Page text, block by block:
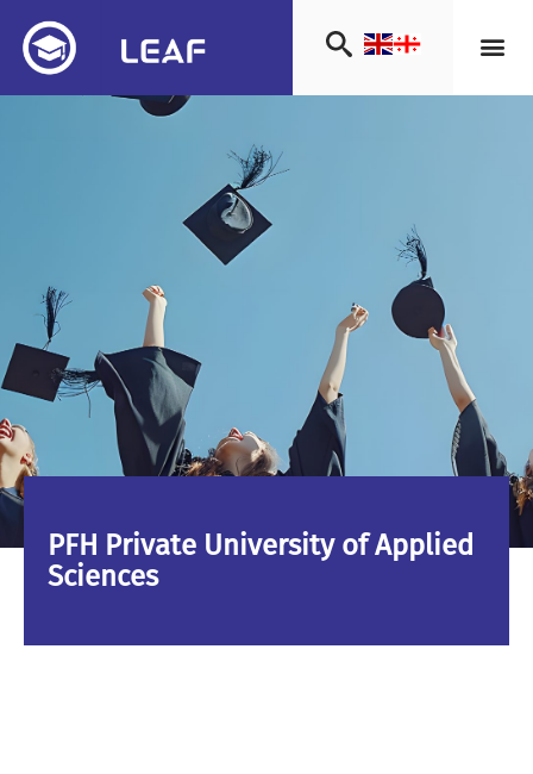
PFH Private University of Applied
Sciences